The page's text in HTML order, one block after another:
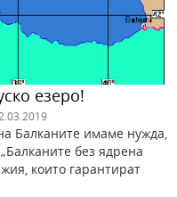
езеро!
Балканите имаме нужда,
без ядрена
които гарантират